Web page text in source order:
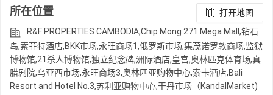
所在位置
打开地图
R&F PROPERTIES CAMBODIA,Chip Mong 271 Mega Mall,钻石
岛,索菲特酒店,BKK市场,永旺商场1,俄罗斯市场,集茂诺罗敦商场,监狱
博物馆,21杀人博物馆,独立纪念碑,洲际酒店,皇宫,奥林匹克体育场,真
腊剧院,乌亚西市场,永旺商场3,奥林匹亚购物中心,索卡酒店,Bali
Resort and Hotel No.3,苏利亚购物中心,干丹市场（KandalMarket)